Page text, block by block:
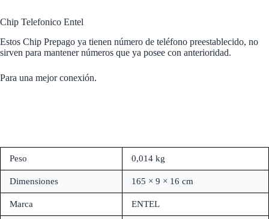
Chip Telefonico Entel
Estos Chip Prepago ya tienen número de teléfono preestablecido, no
sirven para mantener números que ya posee con anterioridad.
Para una mejor conexión.
Peso 0,014 kg
Dimensiones 165 × 9 × 16 cm
Marca ENTEL